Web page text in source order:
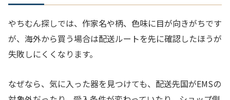
やちむん探しでは、作家名や柄、色味に目が向きがちです
が、海外から買う場合は配送ルートを先に確認したほうが
失敗しにくくなります。
なぜなら、気に入った器を見つけても、配送先国がEMSの